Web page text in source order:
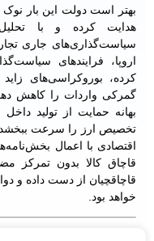
بهتر است دولت این بار
هدایت کرده و با
سیاست‌گذاری‌های جاری
اروپا، فرایندهای
کرده، بوروکراسی‌های
گمرکی واردات را کاهش
بهانه حمایت از تولید
تخصیص ارز را سرعت ببخشد
اقتصادی با اعمال
قاچاق کالا بدون تمرکز
قاچاقچیان از دست داده و
خواهد بود.